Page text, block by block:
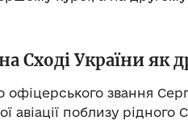
Сході України як
звання
авіації поблизу